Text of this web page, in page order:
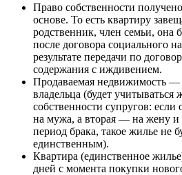
Право собственности
основе. То есть квартиру
родственник, член семьи, она
после договора социального
результате передачи по
содержания с иждивением.
Продаваемая недвижимость —
владельца (будет учитываться
собственности супругов:
на мужа, а вторая — на жену и
период брака, такое жилье не
единственным).
Квартира (единственное
дней с момента покупки